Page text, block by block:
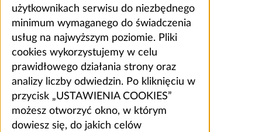
użytkownikach serwisu do niezbędnego
minimum wymaganego do świadczenia
usług na najwyższym poziomie. Pliki
cookies wykorzystujemy w celu
prawidłowego działania strony oraz
analizy liczby odwiedzin. Po kliknięciu w
przycisk „USTAWIENIA COOKIES”
możesz otworzyć okno, w którym
dowiesz się, do jakich celów